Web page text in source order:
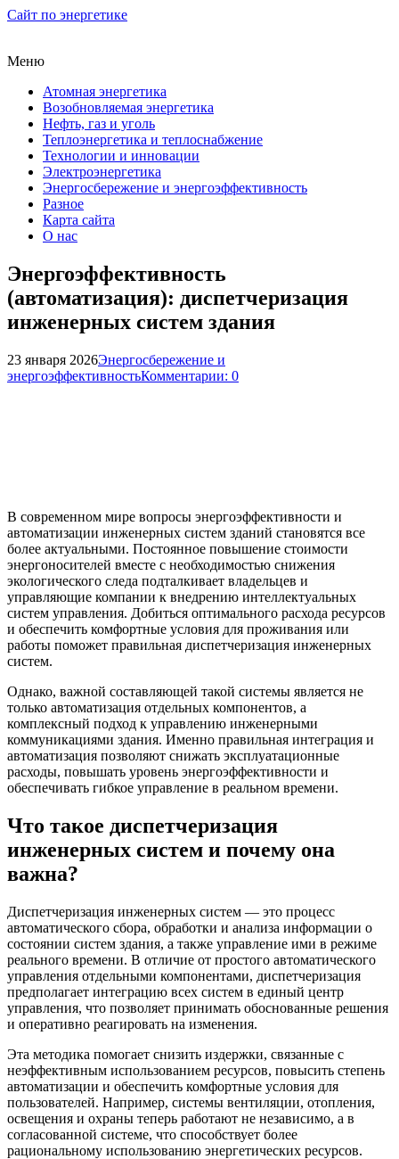
Сайт по энергетике
Меню
Атомная энергетика
Возобновляемая энергетика
Нефть, газ и уголь
Теплоэнергетика и теплоснабжение
Технологии и инновации
Электроэнергетика
Энергосбережение и энергоэффективность
Разное
Карта сайта
О нас
Энергоэффективность
(автоматизация): диспетчеризация
инженерных систем здания
23 января 2026Энергосбережение и
энергоэффективностьКомментарии: 0
В современном мире вопросы энергоэффективности и
автоматизации инженерных систем зданий становятся все
более актуальными. Постоянное повышение стоимости
энергоносителей вместе с необходимостью снижения
экологического следа подталкивает владельцев и
управляющие компании к внедрению интеллектуальных
систем управления. Добиться оптимального расхода ресурсов
и обеспечить комфортные условия для проживания или
работы поможет правильная диспетчеризация инженерных
систем.
Однако, важной составляющей такой системы является не
только автоматизация отдельных компонентов, а
комплексный подход к управлению инженерными
коммуникациями здания. Именно правильная интеграция и
автоматизация позволяют снижать эксплуатационные
расходы, повышать уровень энергоэффективности и
обеспечивать гибкое управление в реальном времени.
Что такое диспетчеризация
инженерных систем и почему она
важна?
Диспетчеризация инженерных систем — это процесс
автоматического сбора, обработки и анализа информации о
состоянии систем здания, а также управление ими в режиме
реального времени. В отличие от простого автоматического
управления отдельными компонентами, диспетчеризация
предполагает интеграцию всех систем в единый центр
управления, что позволяет принимать обоснованные решения
и оперативно реагировать на изменения.
Эта методика помогает снизить издержки, связанные с
неэффективным использованием ресурсов, повысить степень
автоматизации и обеспечить комфортные условия для
пользователей. Например, системы вентиляции, отопления,
освещения и охраны теперь работают не независимо, а в
согласованной системе, что способствует более
рациональному использованию энергетических ресурсов.